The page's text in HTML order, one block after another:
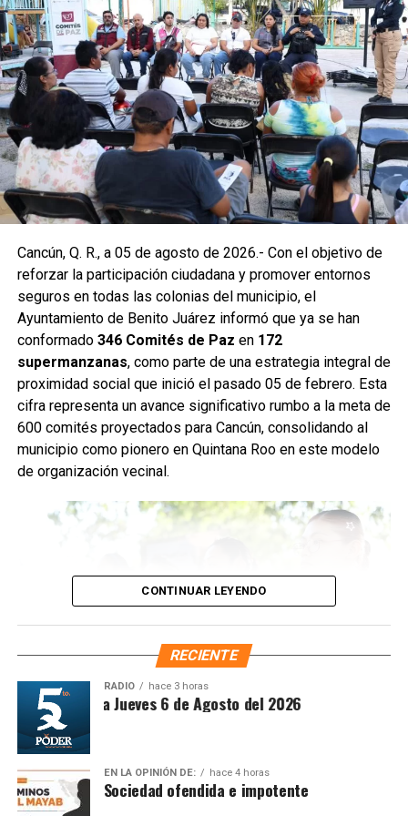
En la Supermanzana 200 se edificaron dos pozos sobre la
avenida Hacienda de Chunchucmil, mientras que en la
Supermanzana 201 se construyó uno más en la
intersección de las avenidas Hacienda de Chunchucmil y
Hacienda de la Ciénega. Estas acciones forman parte de
un programa mayor que incluye trabajos en las
supermanzanas 93, 94, 95, 96, 99, 100, 101, 102, 105, 251,
255 y 517.
Como parte de las labores permanentes de prevención,
también se realizaron desazolves en pozos de absorción
de las supermanzanas 213 y 235, donde personal de
Servicios Públicos retiró basura vegetal, tierra y otros
desechos que obstruyen el flujo pluvial. En la
Supermanzana 235 se complementó la jornada con una
brigada de descacharrización para evitar la formación de
basureros clandestinos y promover la correcta
disposición de muebles, electrodomésticos y llantas.
Fuente: 5to Poder Agencia de Noticias
Cancún, Q. R., a 05 de agosto de 2026.- Con el objetivo de
reforzar la participación ciudadana y promover entornos
seguros en todas las colonias del municipio, el
Ayuntamiento de Benito Juárez informó que ya se han
conformado 346 Comités de Paz en 172
supermanzanas, como parte de una estrategia integral de
proximidad social que inició el pasado 05 de febrero. Esta
cifra representa un avance significativo rumbo a la meta de
600 comités proyectados para Cancún, consolidando al
municipio como pionero en Quintana Roo en este modelo
de organización vecinal.
Desde su implementación, los comités han permitido que
las y los habitantes gestionen mejoras en temas
CONTINUAR LEYENDO
RECIENTE
RADIO hace 3 horas
Matutina Jueves 6 de Agosto del 2026
EN LA OPINIÓN DE: hace 4 horas
Sociedad ofendida e impotente